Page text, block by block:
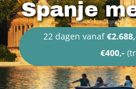
Spanje
22 dagen vanaf
€400,-